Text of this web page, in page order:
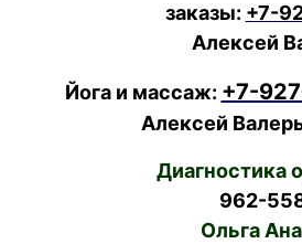
заказы: +7-
Алексей
Йога и массаж: +7-
Алексей
Диагностика
962-
Ольга